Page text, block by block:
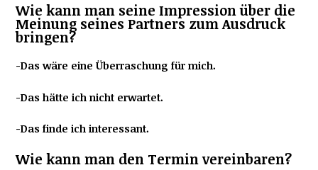
Wie kann man seine Impression über die
Meinung seines Partners zum Ausdruck
bringen?
-Das wäre eine Überraschung für mich.
-Das hätte ich nicht erwartet.
-Das finde ich interessant.
Wie kann man den Termin vereinbaren?